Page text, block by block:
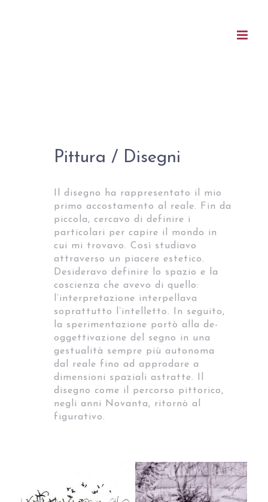
Pittura / Disegni
Il disegno ha rappresentato il mio
primo accostamento al reale. Fin da
piccola, cercavo di definire i
particolari per capire il mondo in
cui mi trovavo. Così studiavo
attraverso un piacere estetico.
Desideravo definire lo spazio e la
coscienza che avevo di quello:
l’interpretazione interpellava
soprattutto l’intelletto. In seguito,
la sperimentazione portò alla de-
oggettivazione del segno in una
gestualità sempre più autonoma
dal reale fino ad approdare a
dimensioni spaziali astratte. Il
disegno come il percorso pittorico,
negli anni Novanta, ritornò al
figurativo.